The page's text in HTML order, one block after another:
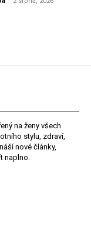
na ženy všech
stylu, zdraví,
nové články,
naplno.